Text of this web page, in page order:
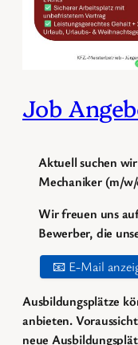
Job
Aktuell suchen
Mechaniker (m/
Wir freuen uns
Bewerber, die
📧 E-Mail
Ausbildungsplätze
anbieten.
neue